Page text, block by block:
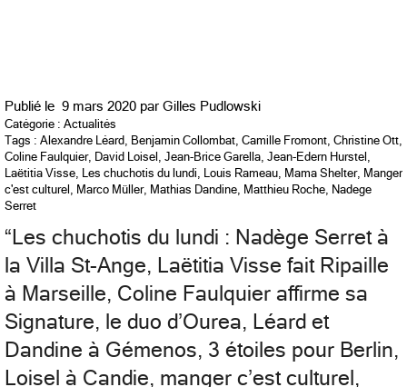
Publié le 9 mars 2020 par Gilles Pudlowski
Catégorie : Actualités
Tags : Alexandre Léard, Benjamin Collombat, Camille Fromont, Christine Ott,
Coline Faulquier, David Loisel , Jean-Brice Garella, Jean-Edern Hurstel ,
Laëtitia Visse, Les chuchotis du lundi, Louis Rameau, Mama Shelter, Manger
c'est culturel , Marco Müller, Mathias Dandine, Matthieu Roche, Nadege
Serret
“ Les chuchotis du lundi : Nadège Serret à
la Villa St-Ange, Laëtitia Visse fait Ripaille
à Marseille, Coline Faulquier affirme sa
Signature, le duo d’Ourea, Léard et
Dandine à Gémenos, 3 étoiles pour Berlin,
Loisel à Candie, manger c’est culturel,